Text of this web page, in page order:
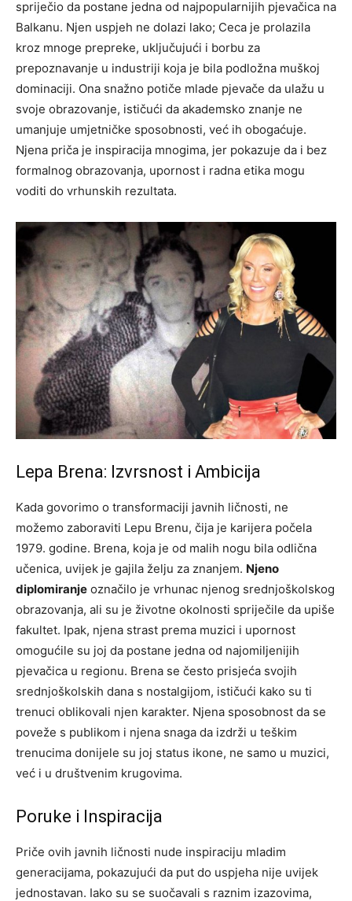
spriječio da postane jedna od najpopularnijih pjevačica na
Balkanu. Njen uspjeh ne dolazi lako; Ceca je prolazila
kroz mnoge prepreke, uključujući i borbu za
prepoznavanje u industriji koja je bila podložna muškoj
dominaciji. Ona snažno potiče mlade pjevače da ulažu u
svoje obrazovanje, ističući da akademsko znanje ne
umanjuje umjetničke sposobnosti, već ih obogaćuje.
Njena priča je inspiracija mnogima, jer pokazuje da i bez
formalnog obrazovanja, upornost i radna etika mogu
voditi do vrhunskih rezultata.
Lepa Brena: Izvrsnost i Ambicija
Kada govorimo o transformaciji javnih ličnosti, ne
možemo zaboraviti Lepu Brenu, čija je karijera počela
1979. godine. Brena, koja je od malih nogu bila odlična
učenica, uvijek je gajila želju za znanjem. Njeno
diplomiranje označilo je vrhunac njenog srednjoškolskog
obrazovanja, ali su je životne okolnosti spriječile da upiše
fakultet. Ipak, njena strast prema muzici i upornost
omogućile su joj da postane jedna od najomiljenijih
pjevačica u regionu. Brena se često prisjeća svojih
srednjoškolskih dana s nostalgijom, ističući kako su ti
trenuci oblikovali njen karakter. Njena sposobnost da se
poveže s publikom i njena snaga da izdrži u teškim
trenucima donijele su joj status ikone, ne samo u muzici,
već i u društvenim krugovima.
Poruke i Inspiracija
Priče ovih javnih ličnosti nude inspiraciju mladim
generacijama, pokazujući da put do uspjeha nije uvijek
jednostavan. Iako su se suočavali s raznim izazovima,